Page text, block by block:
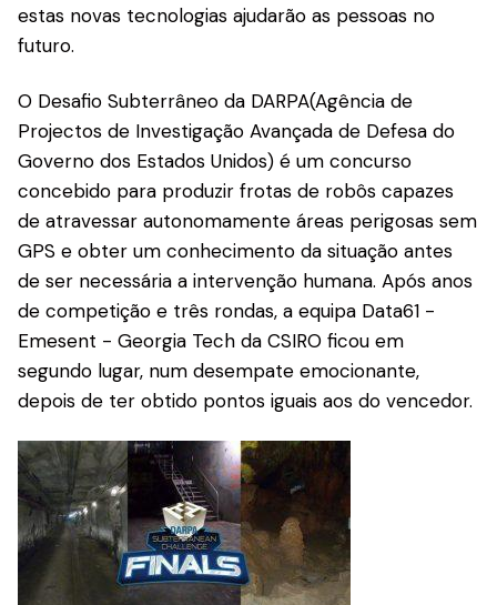
estas novas tecnologias ajudarão as pessoas no
futuro.
O Desafio Subterrâneo da DARPA(Agência de
Projectos de Investigação Avançada de Defesa do
Governo dos Estados Unidos) é um concurso
concebido para produzir frotas de robôs capazes
de atravessar autonomamente áreas perigosas sem
GPS e obter um conhecimento da situação antes
de ser necessária a intervenção humana. Após anos
de competição e três rondas, a equipa Data61 -
Emesent - Georgia Tech da CSIRO ficou em
segundo lugar, num desempate emocionante,
depois de ter obtido pontos iguais aos do vencedor.